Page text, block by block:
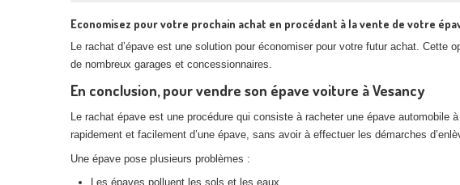
Economisez pour votre prochain achat en procédant à la vente de votre
Le rachat d’épave est une solution pour économiser pour votre futur achat.
de nombreux garages et concessionnaires.
En conclusion, pour vendre son épave voiture à Vesancy
Le rachat épave est une procédure qui consiste à racheter une épave automobile
rapidement et facilement d’une épave, sans avoir à effectuer les démarches
Une épave pose plusieurs problèmes :
Les épaves polluent les sols et les eaux.